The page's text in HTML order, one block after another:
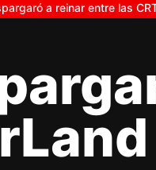
a reinar entre las